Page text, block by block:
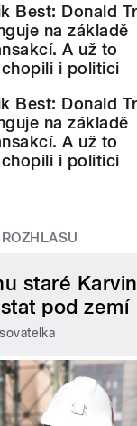
Best: Donald
na základě
A už to
i politici
Best: Donald
na základě
A už to
i politici
staré
pod zemí